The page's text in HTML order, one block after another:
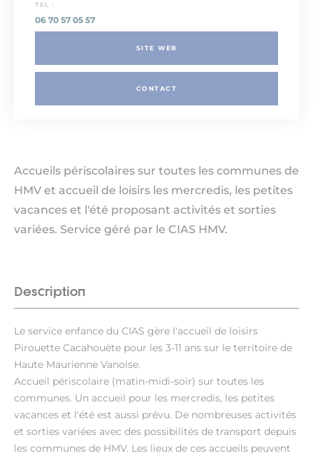
Accueils périscolaires sur toutes les communes de
HMV et accueil de loisirs les mercredis, les petites
vacances et l'été proposant activités et sorties
variées. Service géré par le CIAS HMV.
Description
Le service enfance du CIAS gère l'accueil de loisirs
Pirouette Cacahouète pour les 3-11 ans sur le territoire de
Haute Maurienne Vanoise.
Accueil périscolaire (matin-midi-soir) sur toutes les
communes. Un accueil pour les mercredis, les petites
vacances et l'été est aussi prévu. De nombreuses activités
et sorties variées avec des possibilités de transport depuis
les communes de HMV. Les lieux de ces accueils peuvent
TEL :
06 70 57 05 57
SITE WEB
CONTACT